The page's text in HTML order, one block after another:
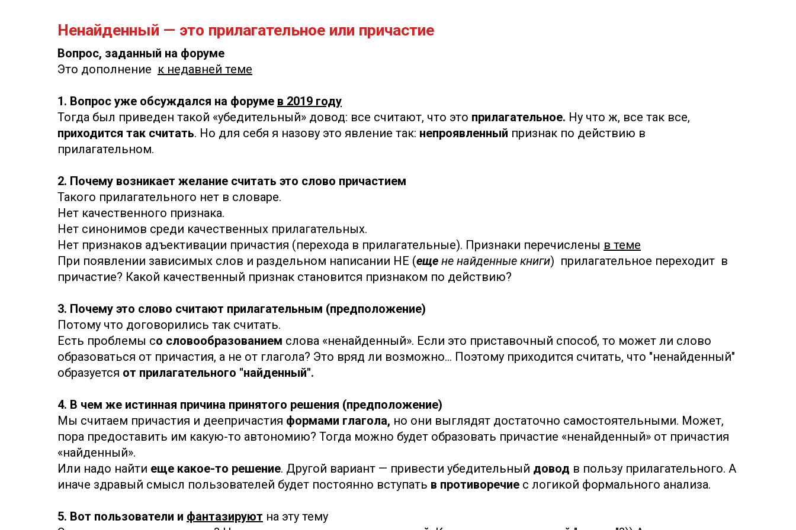
Ненайденный — это прилагательное или причастие
Вопрос, заданный на форуме
Это дополнение к недавней теме
1. Вопрос уже обсуждался на форуме в 2019 году
Тогда был приведен такой «убедительный» довод: все считают, что это прилагательное. Ну что ж, все так все,
приходится так считать. Но для себя я назову это явление так: непроявленный признак по действию в
прилагательном.
2. Почему возникает желание считать это слово причастием
Такого прилагательного нет в словаре.
Нет качественного признака.
Нет синонимов среди качественных прилагательных.
Нет признаков адъективации причастия (перехода в прилагательные). Признаки перечислены в теме
При появлении зависимых слов и раздельном написании НЕ (еще не найденные книги) прилагательное переходит в
причастие? Какой качественный признак становится признаком по действию?
3. Почему это слово считают прилагательным (предположение)
Потому что договорились так считать.
Есть проблемы со словообразованием слова «ненайденный». Если это приставочный способ, то может ли слово
образоваться от причастия, а не от глагола? Это вряд ли возможно... Поэтому приходится считать, что "ненайденный"
образуется от прилагательного "найденный".
4. В чем же истинная причина принятого решения (предположение)
Мы считаем причастия и деепричастия формами глагола, но они выглядят достаточно самостоятельными. Может,
пора предоставить им какую-то автономию? Тогда можно будет образовать причастие «ненайденный» от причастия
«найденный».
Или надо найти еще какое-то решение. Другой вариант — привести убедительный довод в пользу прилагательного. А
иначе здравый смысл пользователей будет постоянно вступать в противоречие с логикой формального анализа.
5. Вот пользователи и фантазируют на эту тему